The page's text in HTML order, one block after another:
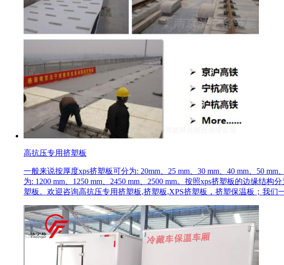
高抗压专用挤塑板
一般来说按厚度xps挤塑板可分为: 20mm、25 mm、30 mm、40 mm、50
为: 1200 mm、1250 mm、2450 mm、2500 mm。按照xps挤塑板的边缘结
塑板。欢迎咨询高抗压专用挤塑板,挤塑板,XPS挤塑板，挤塑保温板；我们